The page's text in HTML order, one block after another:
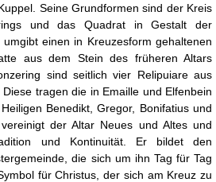
Seine Grundformen sind der Kreis
und das Quadrat in Gestalt der
einen in Kreuzesform gehaltenen
aus dem Stein des früheren Altars
sind seitlich vier Relipuiare aus
tragen die in Emaille und Elfenbein
Benedikt, Gregor, Bonifatius und
der Altar Neues und Altes und
und Kontinuität. Er bildet den
die sich um ihn Tag für Tag
für Christus, der sich am Kreuz zu